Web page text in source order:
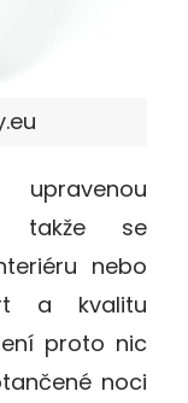
upravenou
takže se
nebo
a kvalitu
proto nic
noci